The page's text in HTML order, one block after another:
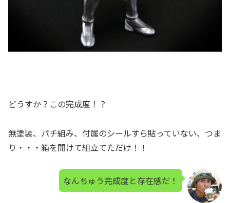
どうすか？この完成度！？
無塗装、パチ組み、付属のシールすら貼っていない、つま
り・・・箱を開けて組立てただけ！！
なんちゅう完成度と存在感だ！